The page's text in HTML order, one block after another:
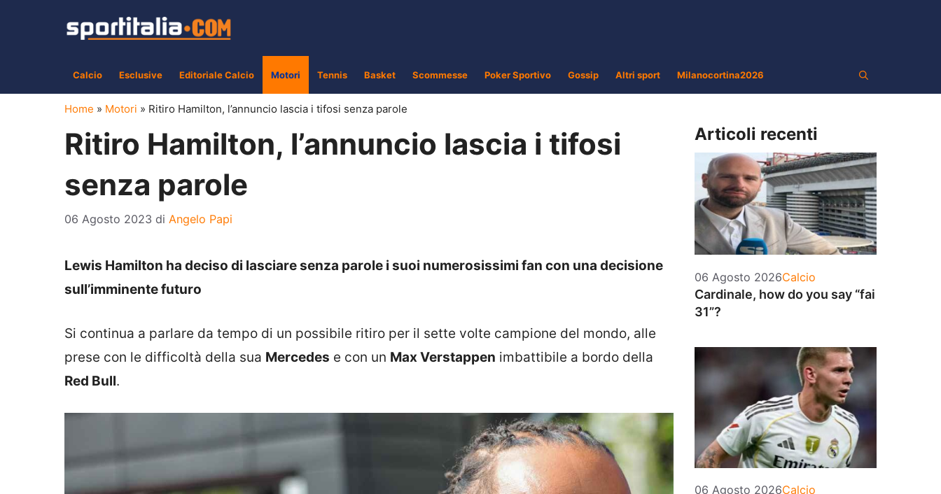
Calcio Esclusive Editoriale Calcio Motori Tennis Basket Scommesse Poker Sportivo Gossip Altri sport Milanocortina2026
Home » Motori » Ritiro Hamilton, l’annuncio lascia i tifosi senza parole
Ritiro Hamilton, l’annuncio lascia i tifosi
senza parole
06 Agosto 2023 di Angelo Papi
Lewis Hamilton ha deciso di lasciare senza parole i suoi numerosissimi fan con una decisione
sull’imminente futuro
Si continua a parlare da tempo di un possibile ritiro per il sette volte campione del mondo, alle
prese con le difficoltà della sua Mercedes e con un Max Verstappen imbattibile a bordo della
Red Bull.
Articoli recenti
06 Agosto 2026Categorie
Calcio
Cardinale, how do you say “fai
31”?
06 Agosto 2026Categorie
Calcio